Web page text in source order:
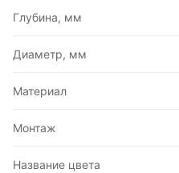
Глубина, мм
Диаметр, мм
Материал
Монтаж
Название цвета